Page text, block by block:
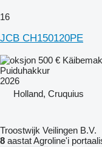
16
JCB CH150120PE
500 €
Puiduhakkur
2026
Holland, Cruquius
Troostwijk Veilingen B.V.
8 aastat Agroline'i